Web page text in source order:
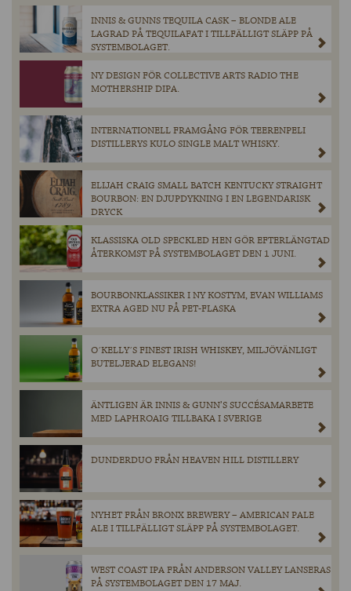
INNIS & GUNNS TEQUILA CASK – BLONDE ALE
LAGRAD PÅ TEQUILAFAT I TILLFÄLLIGT SLÄPP PÅ
SYSTEMBOLAGET.
NY DESIGN FÖR COLLECTIVE ARTS RADIO THE
MOTHERSHIP DIPA.
INTERNATIONELL FRAMGÅNG FÖR TEERENPELI
DISTILLERYS KULO SINGLE MALT WHISKY.
ELIJAH CRAIG SMALL BATCH KENTUCKY STRAIGHT
BOURBON: EN DJUPDYKNING I EN LEGENDARISK
DRYCK
KLASSISKA OLD SPECKLED HEN GÖR EFTERLÄNGTAD
ÅTERKOMST PÅ SYSTEMBOLAGET DEN 1 JUNI.
BOURBONKLASSIKER I NY KOSTYM, EVAN WILLIAMS
EXTRA AGED NU PÅ PET-FLASKA
O´KELLY´S FINEST IRISH WHISKEY, MILJÖVÄNLIGT
BUTELJERAD ELEGANS!
ÄNTLIGEN ÄR INNIS & GUNN’S SUCCÉSAMARBETE
MED LAPHROAIG TILLBAKA I SVERIGE
DUNDERDUO FRÅN HEAVEN HILL DISTILLERY
NYHET FRÅN BRONX BREWERY – AMERICAN PALE
ALE I TILLFÄLLIGT SLÄPP PÅ SYSTEMBOLAGET.
WEST COAST IPA FRÅN ANDERSON VALLEY LANSERAS
PÅ SYSTEMBOLAGET DEN 17 MAJ.